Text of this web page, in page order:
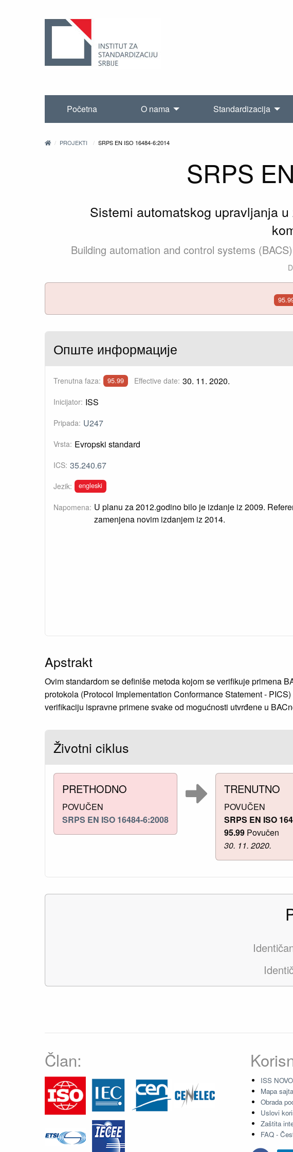
Početna O nama Standardizacija
PROJEKTI SRPS EN ISO 16484-6:2014
SRPS
Sistemi automatskog upravljanja
Building automation and control systems
Опште информације
Trenutna faza: 95.99 Effective date: 30. 11. 2020.
Inicijator: ISS
Pripada: U247
Vrsta: Evropski standard
ICS: 35.240.67
Jezik: engleski
Napomena: U planu za 2012.godino bilo je izdanje iz 2009.
zamenjena novim izdanjem iz 2014.
Apstrakt
Ovim standardom se definiše metoda kojom se verifikuje primena
protokola (Protocol Implementation Conformance Statement -
verifikaciju ispravne primene svake od mogućnosti utvrđene u
Životni ciklus
PRETHODNO
POVUČEN
SRPS EN ISO 16484-6:2008
TRENUTNO
POVUČEN
SRPS EN ISO
95.99 Povučen
30. 11. 2020.
Član:
ISS
Mapa sajta
Obrada
Uslovi
Zaštita
FAQ -